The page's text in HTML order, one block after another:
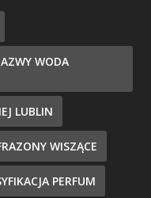
WODA
LUBLIN
WISZĄCE
PERFUM